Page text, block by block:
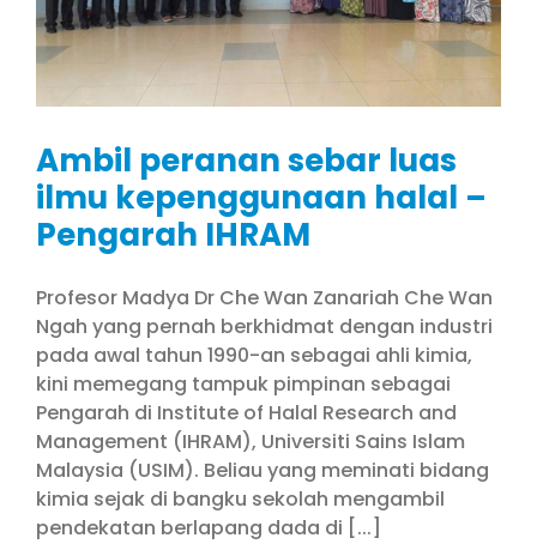
Ambil peranan sebar luas
ilmu kepenggunaan halal –
Pengarah IHRAM
Profesor Madya Dr Che Wan Zanariah Che Wan
Ngah yang pernah berkhidmat dengan industri
pada awal tahun 1990-an sebagai ahli kimia,
kini memegang tampuk pimpinan sebagai
Pengarah di Institute of Halal Research and
Management (IHRAM), Universiti Sains Islam
Malaysia (USIM). Beliau yang meminati bidang
kimia sejak di bangku sekolah mengambil
pendekatan berlapang dada di [...]